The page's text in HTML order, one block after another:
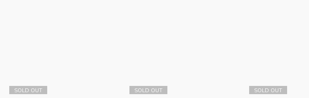
SOLD OUT SOLD OUT SOLD OUT